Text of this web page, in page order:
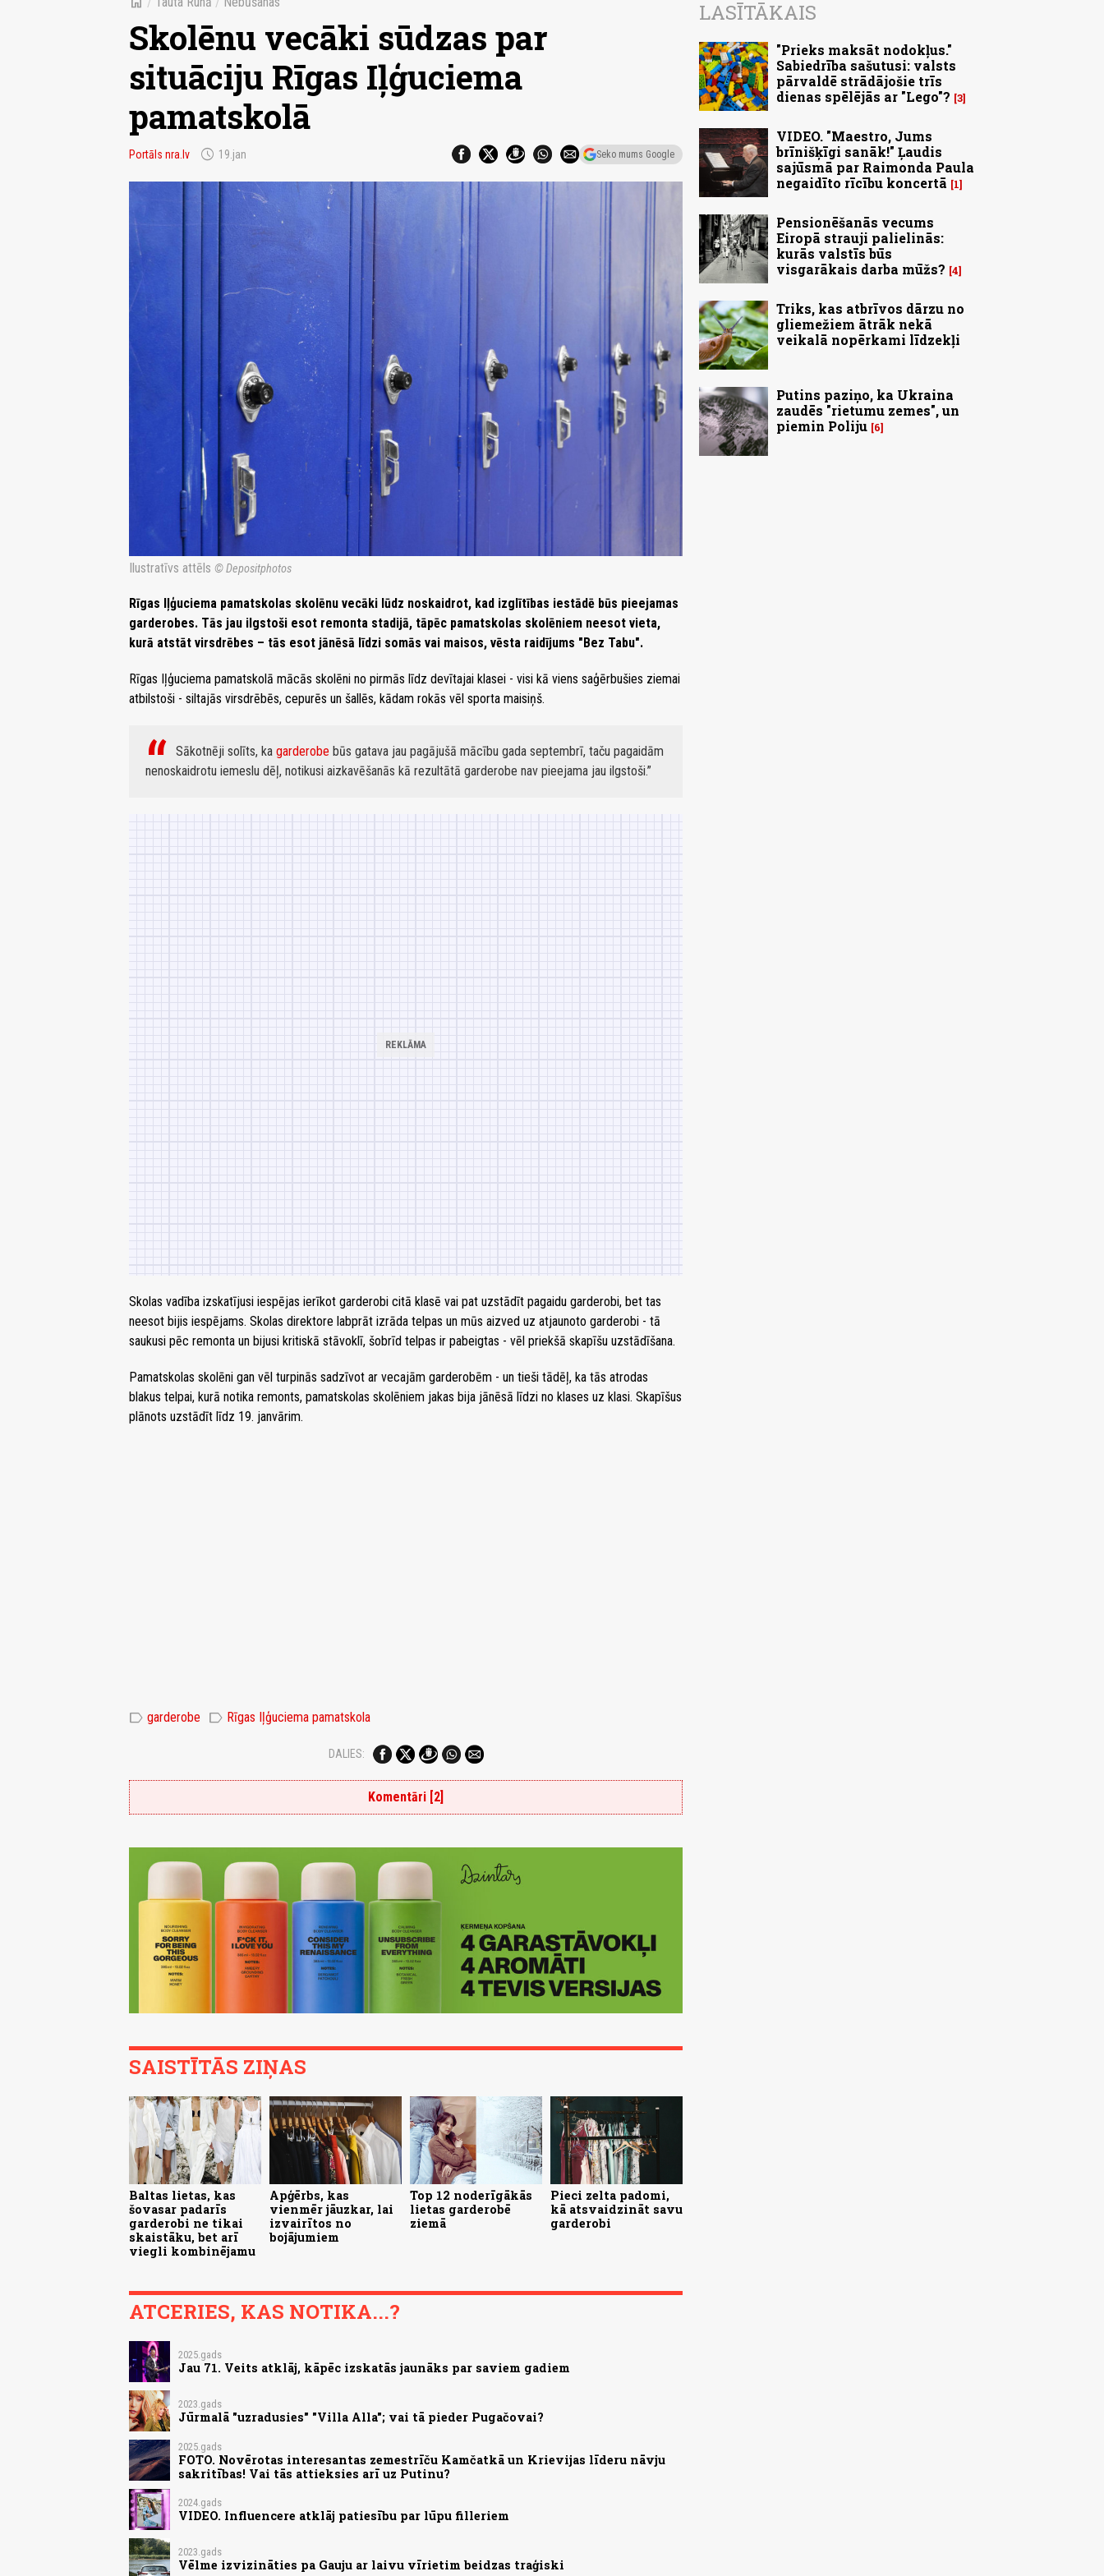
Skolēnu vecāki sūdzas par
situāciju Rīgas Iļģuciema
pamatskolā
Portāls nra.lv schedule 19.jan Seko mums Google
Ilustratīvs attēls © Depositphotos
Rīgas Iļģuciema pamatskolas skolēnu vecāki lūdz noskaidrot, kad izglītības iestādē būs pieejamas
garderobes. Tās jau ilgstoši esot remonta stadijā, tāpēc pamatskolas skolēniem neesot vieta,
kurā atstāt virsdrēbes – tās esot jānēsā līdzi somās vai maisos, vēsta raidījums "Bez Tabu".
Rīgas Iļģuciema pamatskolā mācās skolēni no pirmās līdz devītajai klasei - visi kā viens saģērbušies ziemai
atbilstoši - siltajās virsdrēbēs, cepurēs un šallēs, kādam rokās vēl sporta maisiņš.
Sākotnēji solīts, ka garderobe būs gatava jau pagājušā mācību gada septembrī, taču pagaidām
nenoskaidrotu iemeslu dēļ, notikusi aizkavēšanās kā rezultātā garderobe nav pieejama jau ilgstoši.
Skolas vadība izskatījusi iespējas ierīkot garderobi citā klasē vai pat uzstādīt pagaidu garderobi, bet tas
neesot bijis iespējams. Skolas direktore labprāt izrāda telpas un mūs aizved uz atjaunoto garderobi - tā
saukusi pēc remonta un bijusi kritiskā stāvoklī, šobrīd telpas ir pabeigtas - vēl priekšā skapīšu uzstādīšana.
Pamatskolas skolēni gan vēl turpinās sadzīvot ar vecajām garderobēm - un tieši tādēļ, ka tās atrodas
blakus telpai, kurā notika remonts, pamatskolas skolēniem jakas bija jānēsā līdzi no klases uz klasi. Skapīšus
plānots uzstādīt līdz 19. janvārim.
label garderobe label Rīgas Iļģuciema pamatskola
DALIES:
Komentāri [2]
SAISTĪTĀS ZIŅAS
Baltas lietas, kas
šovasar padarīs
garderobi ne tikai
skaistāku, bet arī
viegli kombinējamu
Apģērbs, kas
vienmēr jāuzkar, lai
izvairītos no
bojājumiem
Top 12 noderīgākās
lietas garderobē
ziemā
Pieci zelta padomi,
kā atsvaidzināt savu
garderobi
ATCERIES, KAS NOTIKA...?
2025.gads
Jau 71. Veits atklāj, kāpēc izskatās jaunāks par saviem gadiem
2023.gads
Jūrmalā "uzradusies" "Villa Alla"; vai tā pieder Pugačovai?
2025.gads
FOTO. Novērotas interesantas zemestrīču Kamčatkā un Krievijas līderu nāvju
sakritības! Vai tās attieksies arī uz Putinu?
2024.gads
VIDEO. Influencere atklāj patiesību par lūpu filleriem
2023.gads
Vēlme izvizināties pa Gauju ar laivu vīrietim beidzas traģiski
LASĪTĀKAIS
"Prieks maksāt nodokļus."
Sabiedrība sašutusi: valsts
pārvaldē strādājošie trīs
dienas spēlējās ar "Lego"? 3
VIDEO. "Maestro, Jums
brīnišķīgi sanāk!" Ļaudis
sajūsmā par Raimonda Paula
negaidīto rīcību koncertā
1
Pensionēšanās vecums
Eiropā strauji palielinās:
kurās valstīs būs
visgarākais darba mūžs? 4
Triks, kas atbrīvos dārzu no
gliemežiem ātrāk nekā
veikalā nopērkami līdzekļi
Putins paziņo, ka Ukraina
zaudēs "rietumu zemes", un
piemin Poliju 6